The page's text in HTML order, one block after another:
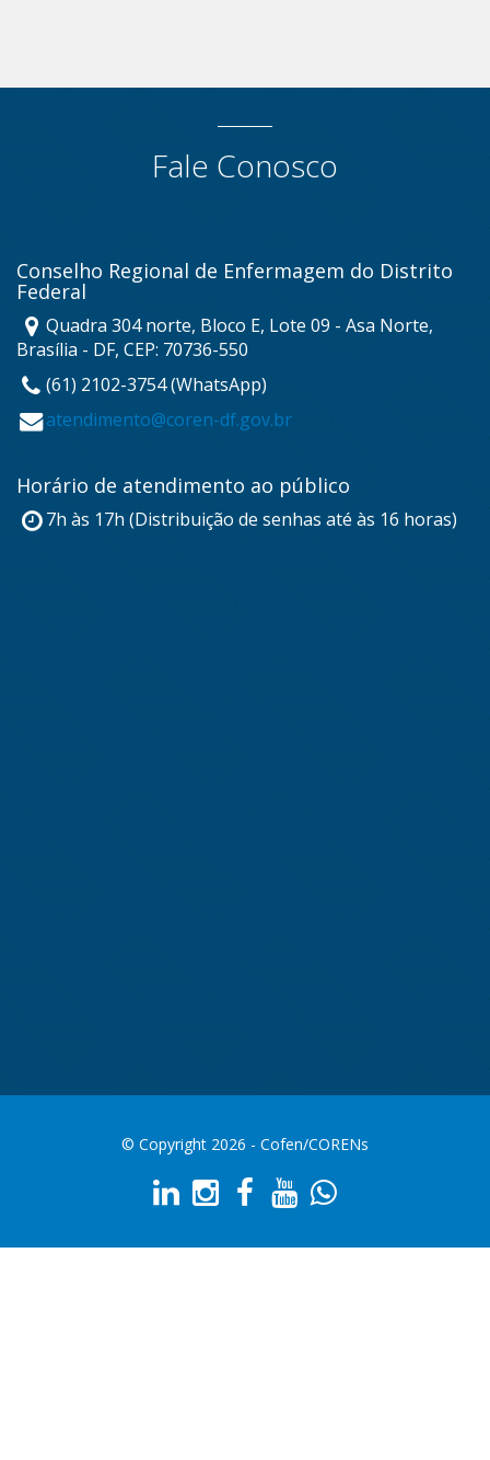
Fale Conosco
Conselho Regional de Enfermagem do Distrito
Federal
Quadra 304 norte, Bloco E, Lote 09 - Asa Norte,
Brasília - DF, CEP: 70736-550
(61) 2102-3754 (WhatsApp)
atendimento@coren-df.gov.br
Horário de atendimento ao público
7h às 17h (Distribuição de senhas até às 16 horas)
© Copyright 2026 - Cofen/CORENs